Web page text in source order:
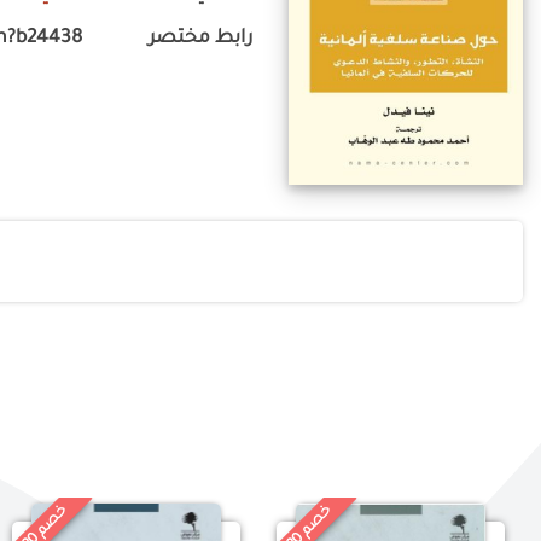
رابط مختصر
خ
% خ
%